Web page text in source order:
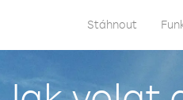
Stáhnout